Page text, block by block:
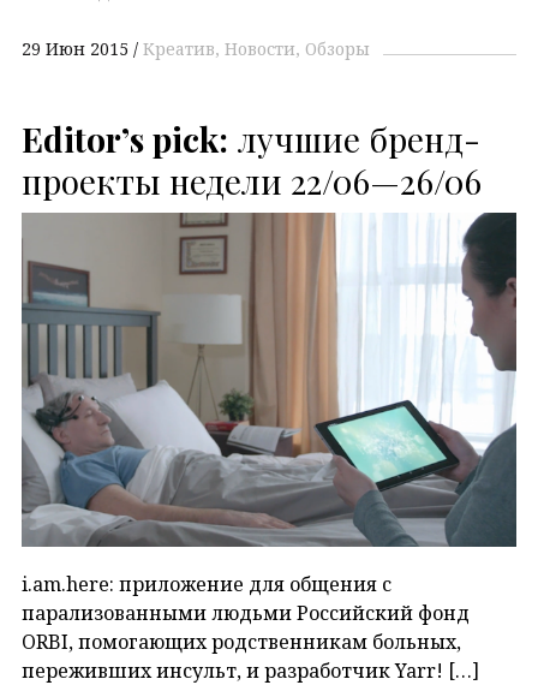
29 Июн 2015 Креатив Новости Обзоры
Editor’s pick: лучшие бренд-
проекты недели 22/06—26/06
i.am.here: приложение для общения с
парализованными людьми Российский фонд
ORBI, помогающих родственникам больных,
переживших инсульт, и разработчик Yarr! […]